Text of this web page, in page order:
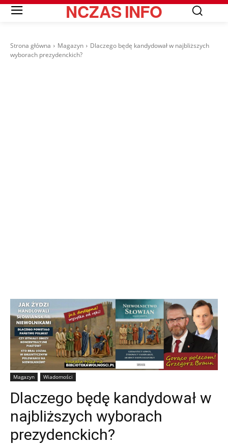
NCZASINFO
Strona główna Magazyn
Dlaczego będę kandydował w najbliższych
wyborach prezydenckich?
Magazyn Wiadomości
Dlaczego będę kandydował w
najbliższych wyborach
prezydenckich?